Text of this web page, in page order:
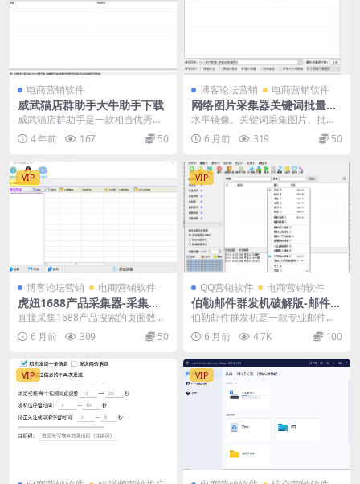
电商营销软件
威武猫店群助手大牛助手下载
威武猫店群助手是一款相当优秀的
电商店铺辅助工具，软件支持淘宝
天猫搜索页面和整店抓...
4 年前 167 50
博客论坛营销 电商营销软件
网络图片采集器关键词批量采
集下载网络图片采集软件
水平镜像、关键词采集图片、批量
下载图片列表、转存文章图片、修
改图片 一款网络图片...
6 月前 319 50
VIP
博客论坛营销 电商营销软件
虎妞1688产品采集器-采集企
业名称、旺旺号、价格、月成
交额、产品标题、产品网址、
货描、响应、发货、经营模
意度
直接采集1688产品搜索的页面数
据，包括企业名称、旺旺号、价
格、月成交额、产品标...
6 月前 309 50
VIP
QQ营销软件 电商营销软件
伯勒邮件群发机破解版-邮件群
发，QQ邮件群发，邮件群发
软件，伯乐邮件群发工具，邮
件群发器
伯勒邮件群发机是一款专业邮件群
发软件，功能强大.高效.可定制化程
度高，适合大批量...
6 月前 4.7K 100
VIP VIP